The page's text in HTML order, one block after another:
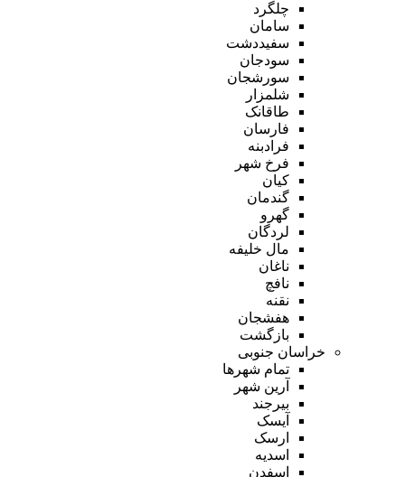
چلگرد
سامان
سفیددشت
سودجان
سورشجان
شلمزار
طاقانک
فارسان
فرادبنه
فرخ شهر
کیان
گندمان
گهرو
لردگان
مال خلیفه
ناغان
نافچ
نقنه
هفشجان
بازگشت
خراسان جنوبی
تمام شهر‌ها
آرین شهر
بیرجند
آیسک
ارسک
اسدیه
اسفدن